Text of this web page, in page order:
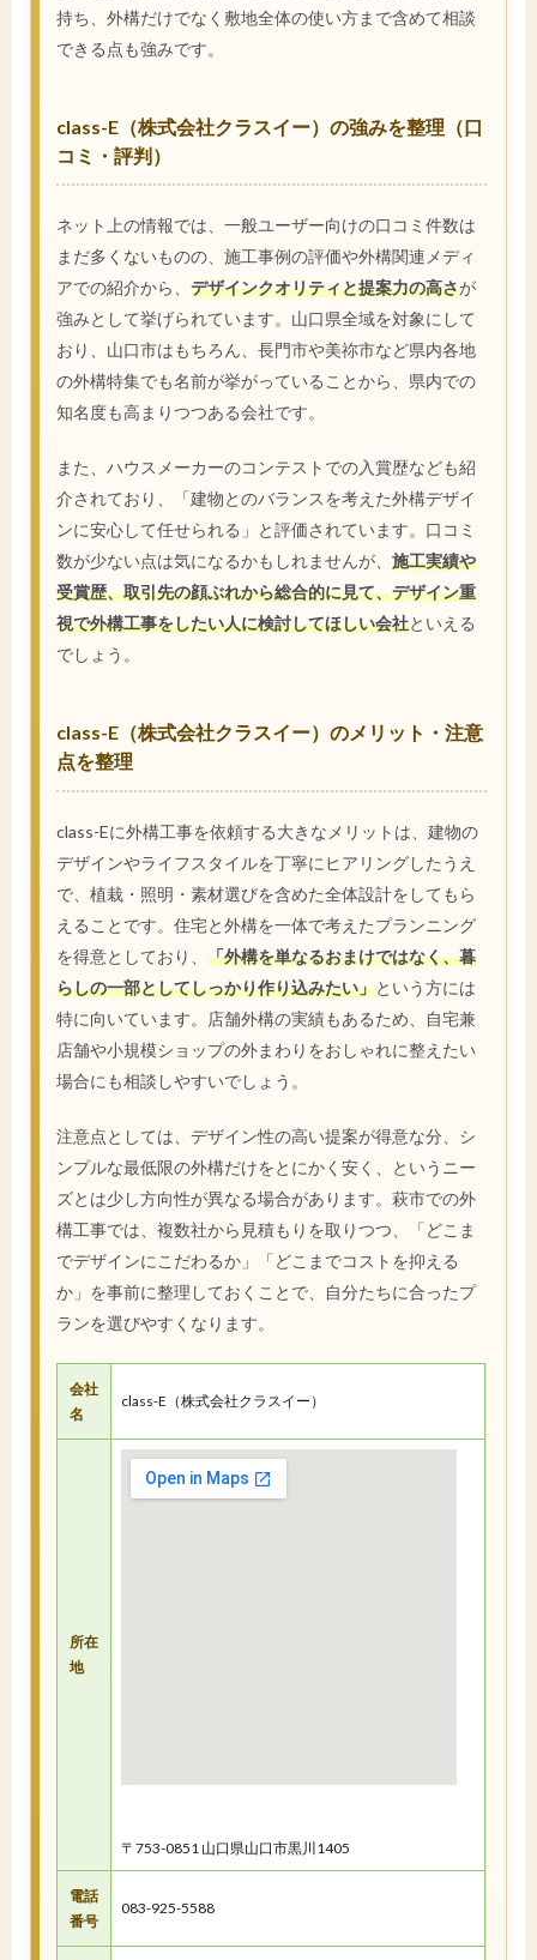
持ち、外構だけでなく敷地全体の使い方まで含めて相談
できる点も強みです。
class-E（株式会社クラスイー）の強みを整理（口
コミ・評判）
ネット上の情報では、一般ユーザー向けの口コミ件数は
まだ多くないものの、施工事例の評価や外構関連メディ
アでの紹介から、 デザインクオリティと提案力の高さが
強みとして挙げられています。山口県全域を対象にして
おり、山口市はもちろん、長門市や美祢市など県内各地
の外構特集でも名前が挙がっていることから、県内での
知名度も高まりつつある会社です。
また、ハウスメーカーのコンテストでの入賞歴なども紹
介されており、「建物とのバランスを考えた外構デザイ
ンに安心して任せられる」と評価されています。口コミ
数が少ない点は気になるかもしれませんが、 施工実績や
受賞歴、取引先の顔ぶれから総合的に見て、デザイン重
視で外構工事をしたい人に検討してほしい会社といえる
でしょう。
class-E（株式会社クラスイー）のメリット・注意
点を整理
class-Eに外構工事を依頼する大きなメリットは、建物の
デザインやライフスタイルを丁寧にヒアリングしたうえ
で、植栽・照明・素材選びを含めた全体設計をしてもら
えることです。住宅と外構を一体で考えたプランニング
を得意としており、 「外構を単なるおまけではなく、暮
らしの一部としてしっかり作り込みたい」という方には
特に向いています。店舗外構の実績もあるため、自宅兼
店舗や小規模ショップの外まわりをおしゃれに整えたい
場合にも相談しやすいでしょう。
注意点としては、デザイン性の高い提案が得意な分、シ
ンプルな最低限の外構だけをとにかく安く、というニー
ズとは少し方向性が異なる場合があります。萩市での外
構工事では、複数社から見積もりを取りつつ、「どこま
でデザインにこだわるか」「どこまでコストを抑える
か」を事前に整理しておくことで、自分たちに合ったプ
ランを選びやすくなります。
会社
名
class-E（株式会社クラスイー）
所在
地
〒753-0851 山口県山口市黒川1405
電話
番号
083-925-5588